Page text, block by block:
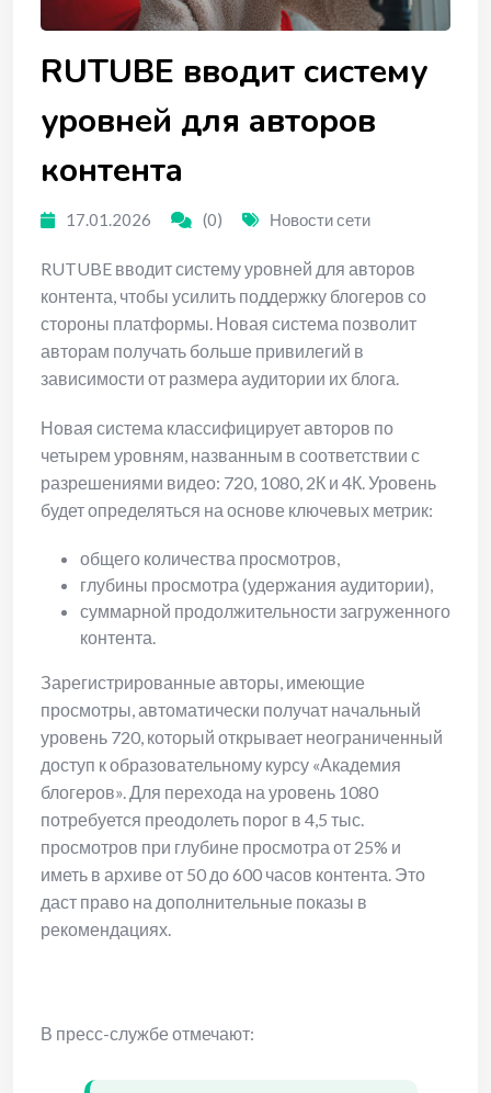
RUTUBE вводит систему
уровней для авторов
контента
17.01.2026 (0) Новости сети
RUTUBE вводит систему уровней для авторов
контента, чтобы усилить поддержку блогеров со
стороны платформы. Новая система позволит
авторам получать больше привилегий в
зависимости от размера аудитории их блога.
Новая система классифицирует авторов по
четырем уровням, названным в соответствии с
разрешениями видео: 720, 1080, 2К и 4К. Уровень
будет определяться на основе ключевых метрик:
общего количества просмотров,
глубины просмотра (удержания аудитории),
суммарной продолжительности загруженного
контента.
Зарегистрированные авторы, имеющие
просмотры, автоматически получат начальный
уровень 720, который открывает неограниченный
доступ к образовательному курсу «Академия
блогеров». Для перехода на уровень 1080
потребуется преодолеть порог в 4,5 тыс.
просмотров при глубине просмотра от 25% и
иметь в архиве от 50 до 600 часов контента. Это
даст право на дополнительные показы в
рекомендациях.
В пресс-службе отмечают: